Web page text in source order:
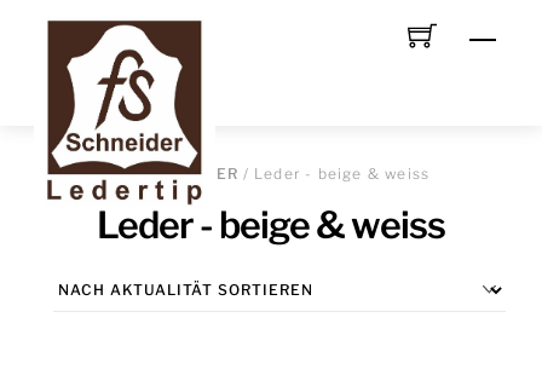
START/LEDER / Leder - beige & weiss
Leder - beige & weiss